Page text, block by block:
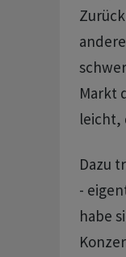
Markt
leicht,
Dazu
-
habe